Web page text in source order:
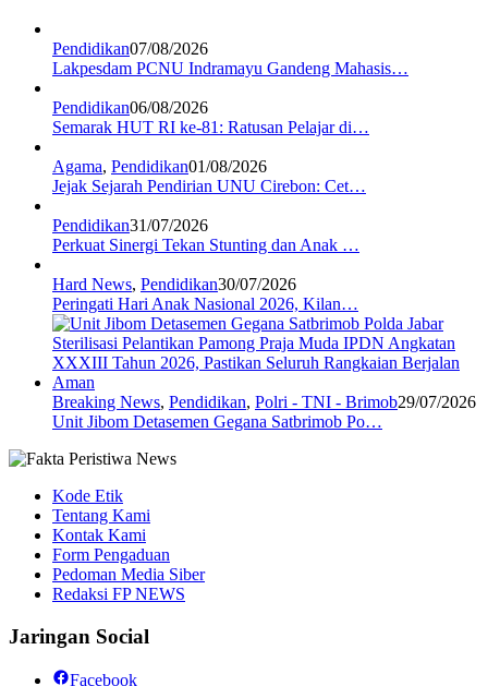
Pendidikan07/08/2026
Lakpesdam PCNU Indramayu Gandeng Mahasis…
Pendidikan06/08/2026
Semarak HUT RI ke-81: Ratusan Pelajar di…
Agama, Pendidikan01/08/2026
Jejak Sejarah Pendirian UNU Cirebon: Cet…
Pendidikan31/07/2026
Perkuat Sinergi Tekan Stunting dan Anak …
Hard News, Pendidikan30/07/2026
Peringati Hari Anak Nasional 2026, Kilan…
Breaking News, Pendidikan, Polri - TNI - Brimob29/07/2026
Unit Jibom Detasemen Gegana Satbrimob Po…
Kode Etik
Tentang Kami
Kontak Kami
Form Pengaduan
Pedoman Media Siber
Redaksi FP NEWS
Jaringan Social
Facebook